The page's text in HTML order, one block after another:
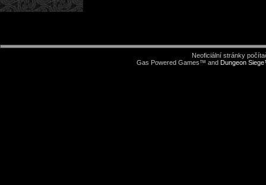
Neoficiální stránky
Gas Powered Games™ and Dungeon